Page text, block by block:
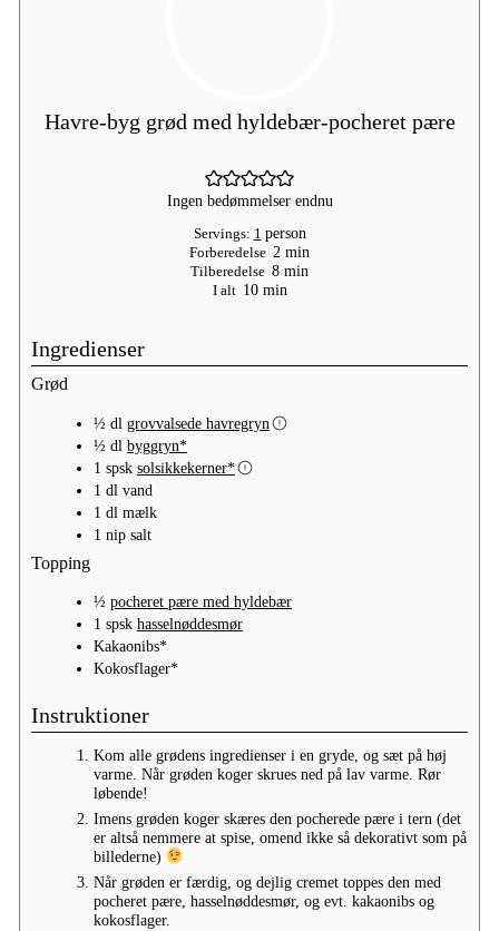
Havre-byg grød med hyldebær-pocheret pære
Ingen bedømmelser endnu
Servings: 1 person
Forberedelse 2 minutter
min
Tilberedelse 8minutter
min
I alt 10minutter
min
Ingredienser
Grød
½ dl grovvalsede havregryn
½ dl byggryn*
1 spsk solsikkekerner*
1 dl vand
1 dl mælk
1 nip salt
Topping
½ pocheret pære med hyldebær
1 spsk hasselnøddesmør
Kakaonibs*
Kokosflager*
Instruktioner
Kom alle grødens ingredienser i en gryde, og sæt på høj
varme. Når grøden koger skrues ned på lav varme. Rør
løbende!
Imens grøden koger skæres den pocherede pære i tern (det
er altså nemmere at spise, omend ikke så dekorativt som på
billederne)
Når grøden er færdig, og dejlig cremet toppes den med
pocheret pære, hasselnøddesmør, og evt. kakaonibs og
kokosflager.